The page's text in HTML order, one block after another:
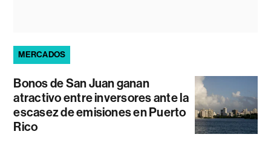
MERCADOS
Bonos de San Juan ganan
atractivo entre inversores ante la
escasez de emisiones en Puerto
Rico